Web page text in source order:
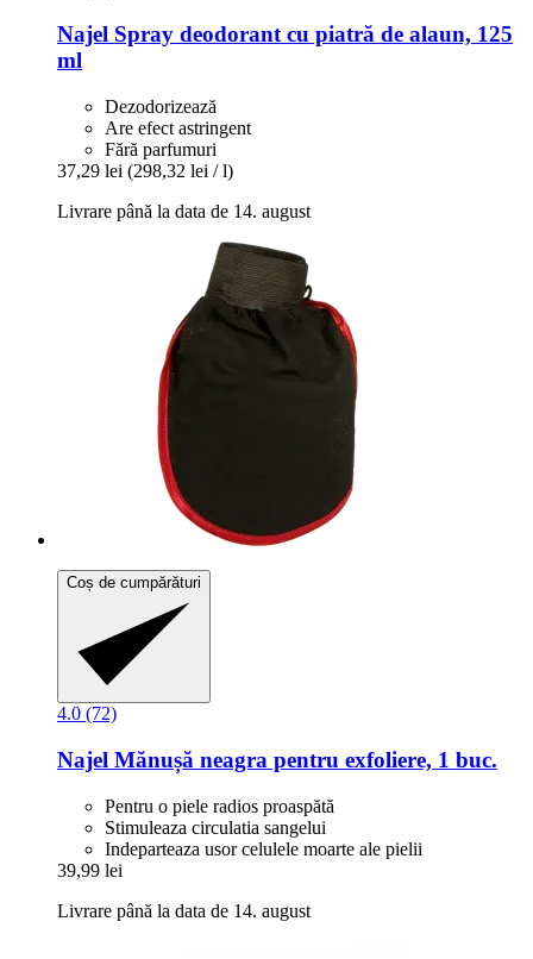
Najel Spray deodorant cu piatră de alaun, 125
ml
Dezodorizează
Are efect astringent
Fără parfumuri
37,29 lei (298,32 lei / l)
Livrare până la data de 14. august
Coș de cumpărături
4.0 (72)
Najel Mănușă neagra pentru exfoliere, 1 buc.
Pentru o piele radios proaspătă
Stimuleaza circulatia sangelui
Indeparteaza usor celulele moarte ale pielii
39,99 lei
Livrare până la data de 14. august